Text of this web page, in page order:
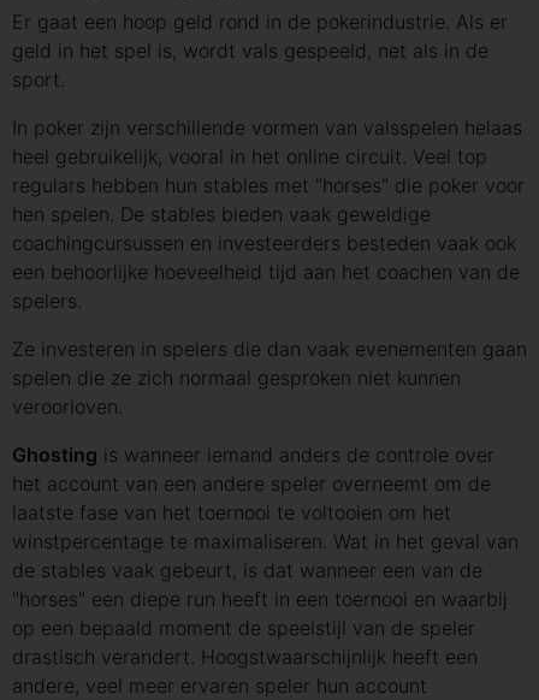
Er gaat een hoop geld rond in de pokerindustrie. Als er
geld in het spel is, wordt vals gespeeld, net als in de
sport.
In poker zijn verschillende vormen van valsspelen helaas
heel gebruikelijk, vooral in het online circuit. Veel top
regulars hebben hun stables met "horses" die poker voor
hen spelen. De stables bieden vaak geweldige
coachingcursussen en investeerders besteden vaak ook
een behoorlijke hoeveelheid tijd aan het coachen van de
spelers.
Ze investeren in spelers die dan vaak evenementen gaan
spelen die ze zich normaal gesproken niet kunnen
veroorloven.
Ghosting is wanneer iemand anders de controle over
het account van een andere speler overneemt om de
laatste fase van het toernooi te voltooien om het
winstpercentage te maximaliseren. Wat in het geval van
de stables vaak gebeurt, is dat wanneer een van de
"horses" een diepe run heeft in een toernooi en waarbij
op een bepaald moment de speelstijl van de speler
drastisch verandert. Hoogstwaarschijnlijk heeft een
andere, veel meer ervaren speler hun account